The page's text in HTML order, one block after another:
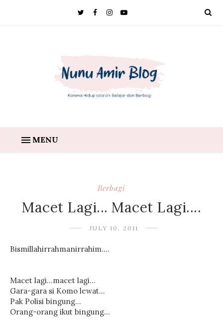
MENU
Berbagi
Macet Lagi... Macet Lagi....
JULY 10, 2011
Bismillahirrahmanirrahim....
Macet lagi...macet lagi...
Gara-gara si Komo lewat...
Pak Polisi bingung...
Orang-orang ikut bingung...